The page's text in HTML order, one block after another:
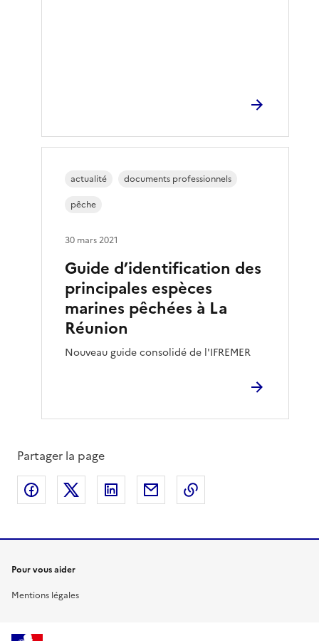
Guide d’identification des
principales espèces
marines pêchées à La
Réunion
Nouveau guide consolidé de l'IFREMER
actualité
documents professionnels
pêche
30 mars 2021
Partager la page
Partager sur Facebook
Partager sur XPartager sur LinkedIn
Partager par email
Pour vous aider
Mentions légales